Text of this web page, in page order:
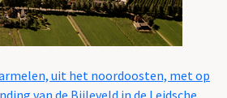
uit het noordoosten, met op